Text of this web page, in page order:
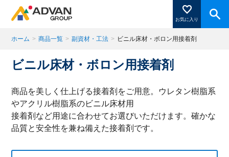
お気に入り
商品ページにある「お気に入り登録」を押すと登録した
閉じる
ホーム > 商品一覧 > 副資材・工法 > ビニル床材・ボロン用接着剤
ビニル床材・ボロン用接着剤
商品を美しく仕上げる接着剤をご用意。ウレタン樹脂系
やアクリル樹脂系のビニル床材用
接着剤など用途に合わせてお選びいただけます。確かな
品質と安全性を兼ね備えた接着剤です。